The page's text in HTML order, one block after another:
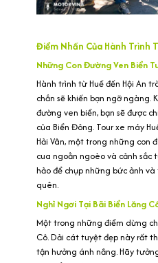
Điểm Nhấn Của Hành Trình
Những Con Đường Ven Biển
Hành trình từ Huế đến Hội An
chắn sẽ khiến bạn ngỡ ngàng.
đường ven biển, bạn sẽ được
của Biển Đông. Tour xe máy
Hải Vân, một trong những con
cua ngoằn ngoèo và cảnh sắc
hảo để chụp những bức ảnh
quên.
Nghỉ Ngơi Tại Bãi Biển Lăng
Một trong những điểm dừng
Cô. Dải cát tuyệt đẹp này rất
tận hưởng ánh nắng. Hãy